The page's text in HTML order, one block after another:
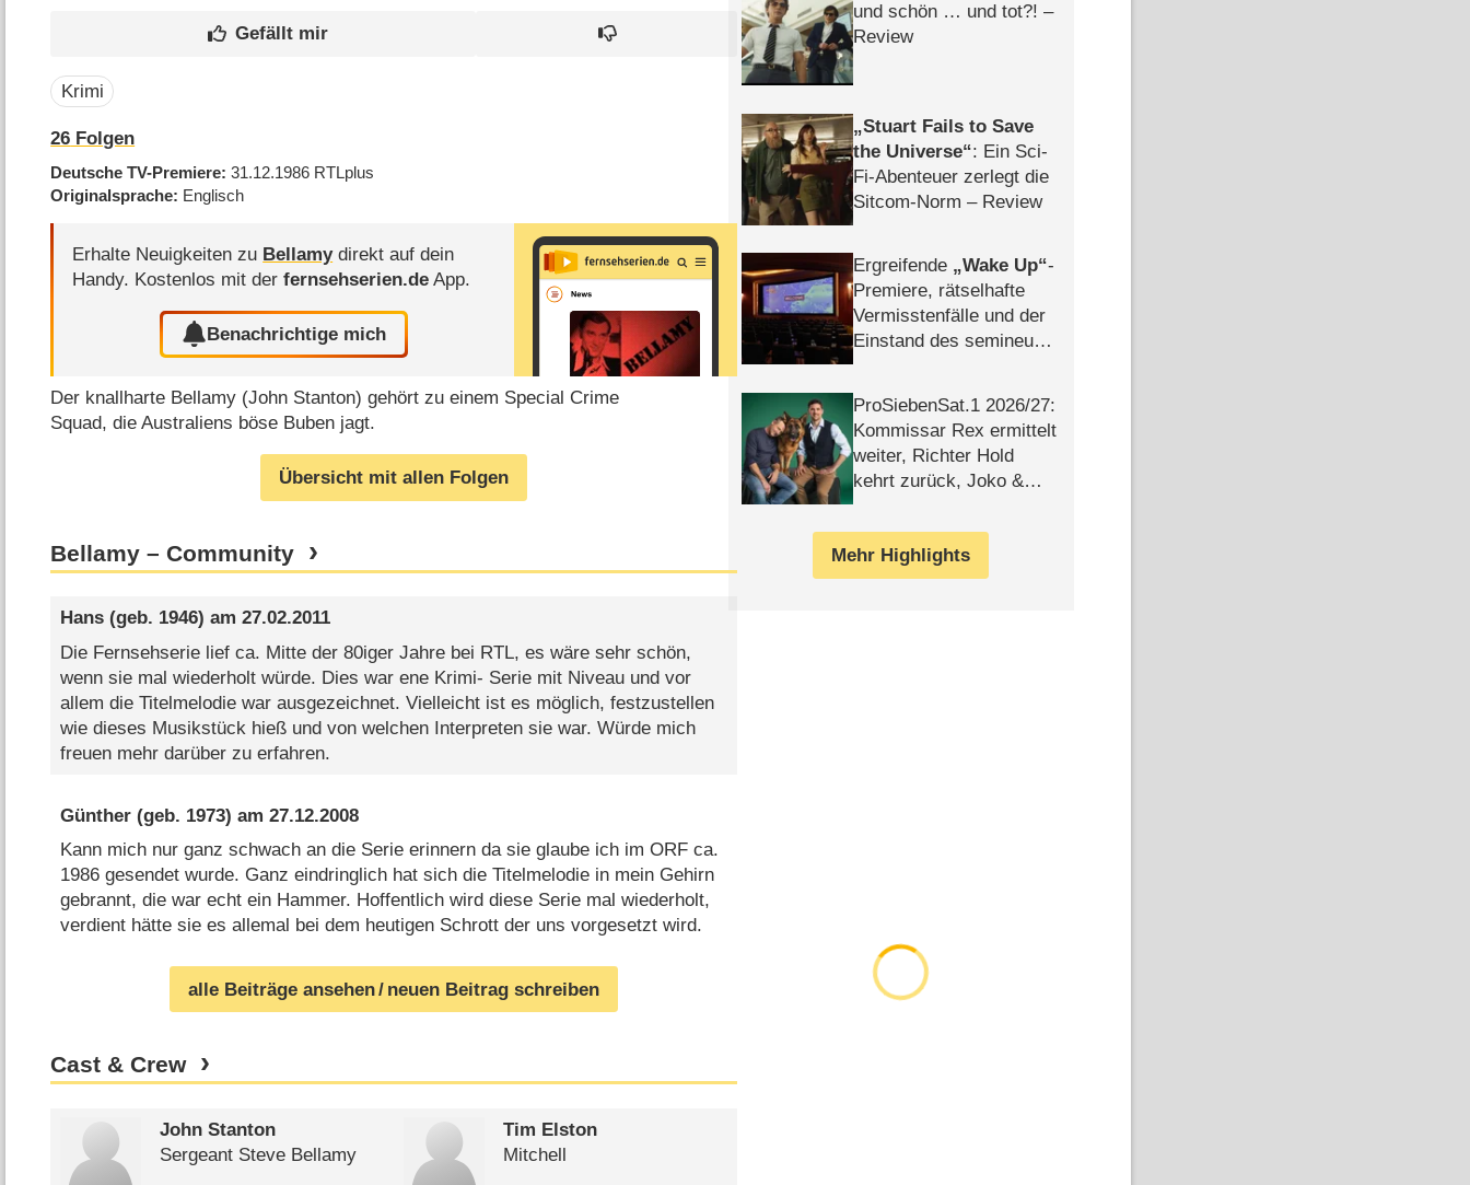
Krimi
26 Folgen
Deutsche TV-Premiere 31.12.1986 RTLplus
Originalsprache Englisch
Erhalte Neuigkeiten zu Bellamydirekt auf dein
Handy. Kostenlos mit derfernsehserien.de App.
Benachrichtige mich
Der knallharte Bellamy (John Stanton) gehört zu einem Special Crime
Squad, die Australiens böse Buben jagt.
Übersicht mit allen Folgen
Bellamy – Community
Hans(geb. 1946) am 27.02.2011
Die Fernsehserie lief ca. Mitte der 80iger Jahre bei RTL, es wäre sehr schön,
wenn sie mal wiederholt würde. Dies war ene Krimi- Serie mit Niveau und vor
allem die Titelmelodie war ausgezeichnet. Vielleicht ist es möglich, festzustellen
wie dieses Musikstück hieß und von welchen Interpreten sie war. Würde mich
freuen mehr darüber zu erfahren.
Günther(geb. 1973) am 27.12.2008
Kann mich nur ganz schwach an die Serie erinnern da sie glaube ich im ORF ca.
1986 gesendet wurde. Ganz eindringlich hat sich die Titelmelodie in mein Gehirn
gebrannt, die war echt ein Hammer. Hoffentlich wird diese Serie mal wiederholt,
verdient hätte sie es allemal bei dem heutigen Schrott der uns vorgesetzt wird.
alle Beiträge ansehen/ neuen Beitrag schreiben
Cast & Crew
John Stanton
Sergeant Steve Bellamy
Tim Elston
Mitchell
und schön … und tot?! –
Review
Stuart Fails to Save
the Universe : Ein Sci-
Fi-Abenteuer zerlegt die
Sitcom-Norm – Review
Ergreifende Wake Up -
Premiere, rätselhafte
Vermisstenfälle und der
Einstand des semineuen
ProSiebenSat.1 2026/​27:
Kommissar Rex ermittelt
weiter, Richter Hold
kehrt zurück, Joko &
Mehr Highlights